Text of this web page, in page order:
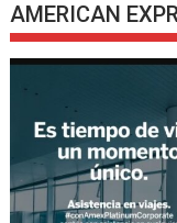
AMERICAN